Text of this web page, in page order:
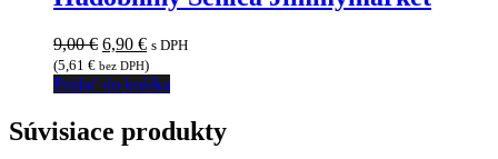
9,00€ Pôvodná
cena
bola:
6,90 €Aktuálna
cena
je:
s DPH
(5,61 € bez DPH)
Pridať do košíka
Súvisiace produkty